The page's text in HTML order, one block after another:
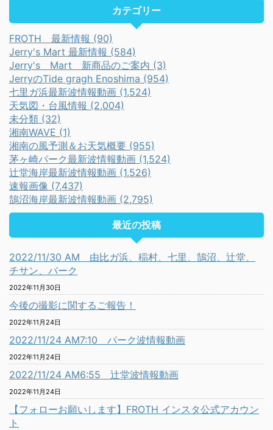
カテゴリー
FROTH 最新情報 (90)
Jerry's Mart 最新情報 (584)
Jerry's Mart 新商品のご案内 (3)
JerryのTide gragh Enoshima (954)
七里ガ浜最新波情報動画 (1,524)
天気図・台風情報 (2,004)
未分類 (32)
湘南WAVE (1)
湘南の風予測＆お天気概要 (955)
茅ヶ崎パーク最新波情報動画 (1,524)
辻堂海岸最新波情報動画 (1,526)
速報画像 (7,437)
鵠沼海岸最新波情報動画 (2,795)
最近の投稿
2022/11/30 AM 由比ガ浜、稲村、七里、鵠沼、辻堂、
チサン、パーク
2022年11月30日
今後の撮影に関するご報告！
2022年11月24日
2022/11/24 AM7:10 パーク波情報動画
2022年11月24日
2022/11/24 AM6:55 辻堂波情報動画
2022年11月24日
【フォローお願いします】FROTH インスタ公式アカウン
ト